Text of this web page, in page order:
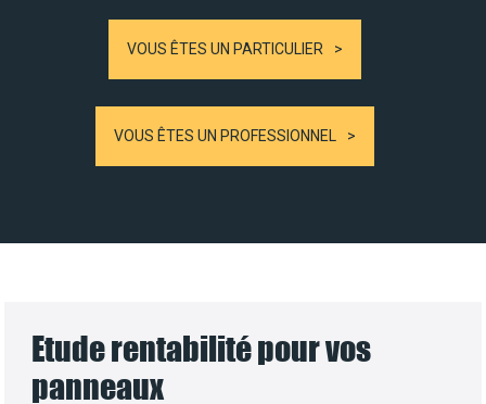
VOUS ÊTES UN PARTICULIER
VOUS ÊTES UN PROFESSIONNEL
Etude rentabilité pour vos
panneaux